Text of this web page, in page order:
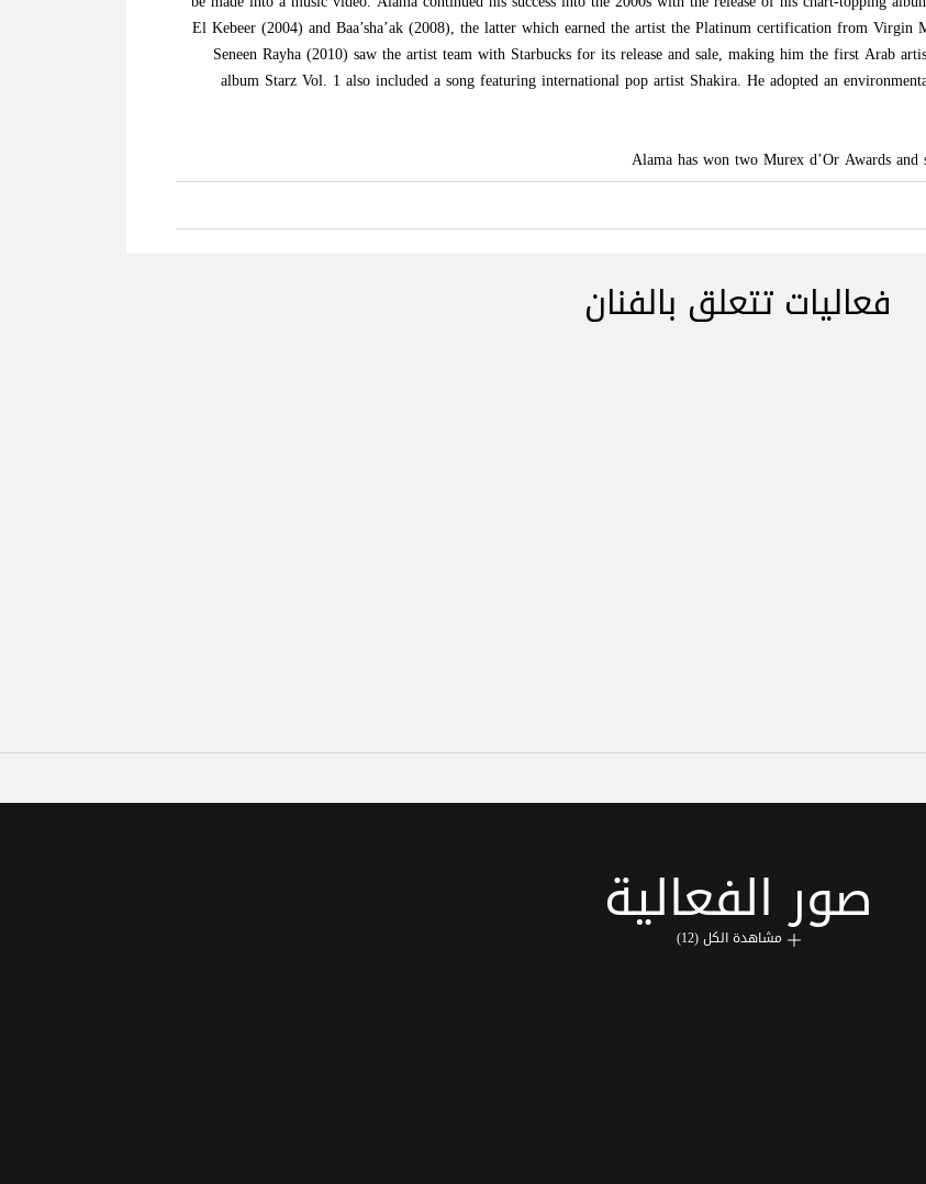
El Kebeer (2004) and Baa’sha’ak (2008), the latter which earned the artist the Platinum certification from Virgin
Seneen Rayha (2010) saw the artist team with Starbucks for its release and sale, making him the first Arab
album Starz Vol. 1 also included a song featuring international pop artist Shakira. He adopted an
Alama has won two Murex d’Or Awards
فعاليات تتعلق بالفنان
صور الفعالية
مشاهدة الكل (12)